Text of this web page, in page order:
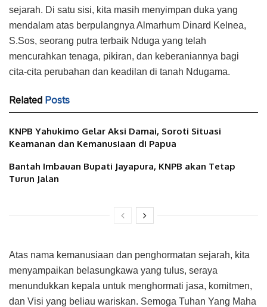
sejarah. Di satu sisi, kita masih menyimpan duka yang
mendalam atas berpulangnya Almarhum Dinard Kelnea,
S.Sos, seorang putra terbaik Nduga yang telah
mencurahkan tenaga, pikiran, dan keberaniannya bagi
cita-cita perubahan dan keadilan di tanah Ndugama.
Related Posts
KNPB Yahukimo Gelar Aksi Damai, Soroti Situasi
Keamanan dan Kemanusiaan di Papua
Bantah Imbauan Bupati Jayapura, KNPB akan Tetap
Turun Jalan
Atas nama kemanusiaan dan penghormatan sejarah, kita
menyampaikan belasungkawa yang tulus, seraya
menundukkan kepala untuk menghormati jasa, komitmen,
dan Visi yang beliau wariskan. Semoga Tuhan Yang Maha